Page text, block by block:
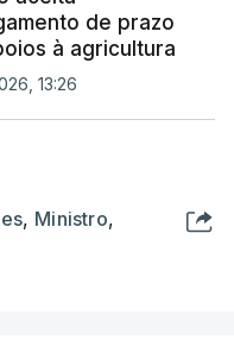
de prazo
à agricultura
13:26
, Ministro,